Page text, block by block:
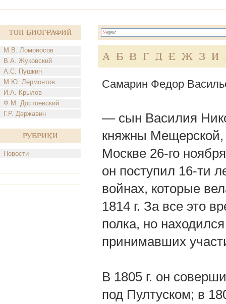
Топ Биографий
М.В. Ломоносов
В.А. Жуковский
А.С. Пушкин
М.Ю. Лермонтов
И.А. Крылов
Ф.М. Достоевский
Г.Р. Державин
Рубрики
Новости
А Б В Г Д Е Ж З И
Самарин Федор
— сын Василия
княжны Мещерской,
Москве 26-го
он поступил 16-ти
войнах, которые
1814 г. За все это
полка, но
принимавших
В 1805 г. он
под Пултуском; в